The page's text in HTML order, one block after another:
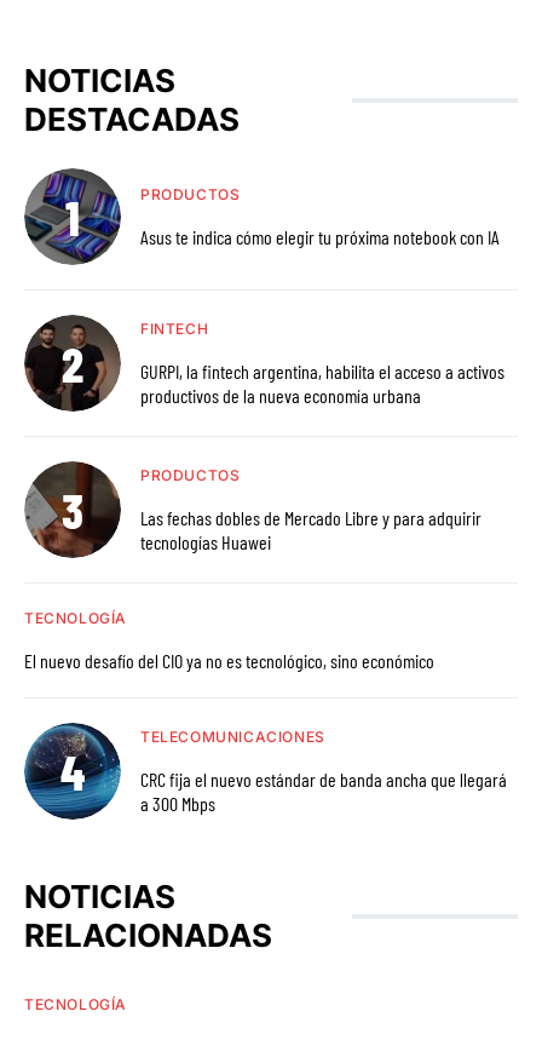
NOTICIAS
DESTACADAS
PRODUCTOS
Asus te indica cómo elegir tu próxima notebook con IA
FINTECH
GURPI, la fintech argentina, habilita el acceso a activos
productivos de la nueva economía urbana
PRODUCTOS
Las fechas dobles de Mercado Libre y para adquirir
tecnologías Huawei
TECNOLOGÍA
El nuevo desafío del CIO ya no es tecnológico, sino económico
TELECOMUNICACIONES
CRC fija el nuevo estándar de banda ancha que llegará
a 300 Mbps
NOTICIAS
RELACIONADAS
TECNOLOGÍA